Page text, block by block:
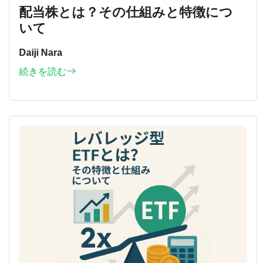
配当株とは？その仕組みと特徴につ
いて
Daiji Nara
続きを読む